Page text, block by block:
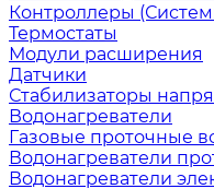
Контроллеры
Термостаты
Модули расширения
Датчики
Стабилизаторы
Водонагреватели
Газовые проточные
Водонагреватели
Водонагреватели